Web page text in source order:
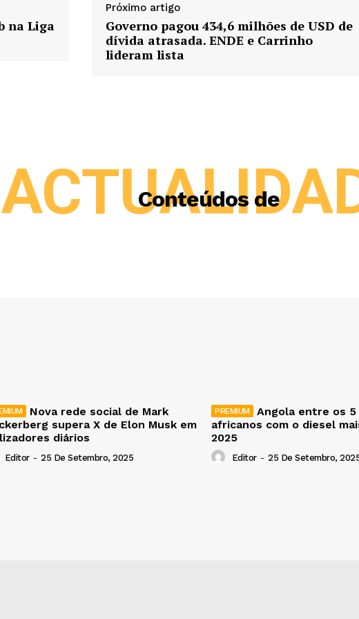
na Liga
Próximo artigo
Governo pagou 434,6 milhões de USD de
dívida atrasada. ENDE e Carrinho
lideram lista
Conteúdos de
Nova rede social de Mark
supera X de Elon Musk em
diários
Editor - 25 De Setembro, 2025
Angola entre os 5
africanos com o diesel
2025
Editor - 25 De Setembro,